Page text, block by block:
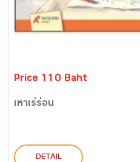
Price 110 Baht
เหาเร่ร่อน
DETAIL